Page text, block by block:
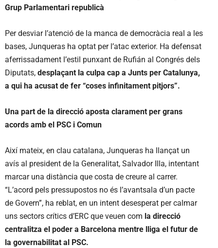
Grup Parlamentari republicà
Per desviar l’atenció de la manca de democràcia real a les
bases, Junqueras ha optat per l’atac exterior. Ha defensat
aferrissadament l’estil punxant de Rufián al Congrés dels
Diputats, desplaçant la culpa cap a Junts per Catalunya,
a qui ha acusat de fer “coses infinitament pitjors”.
Una part de la direcció aposta clarament per grans
acords amb el PSC i Comun
Així mateix, en clau catalana, Junqueras ha llançat un
avís al president de la Generalitat, Salvador Illa, intentant
marcar una distància que costa de creure al carrer.
“L’acord pels pressupostos no és l’avantsala d’un pacte
de Govern”, ha reblat, en un intent desesperat per calmar
uns sectors crítics d’ERC que veuen com la direcció
centralitza el poder a Barcelona mentre lliga el futur de
la governabilitat al PSC.